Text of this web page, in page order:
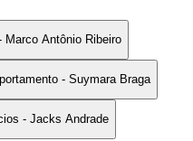
Marco Antônio Ribeiro
- Suymara Braga
- Jacks Andrade